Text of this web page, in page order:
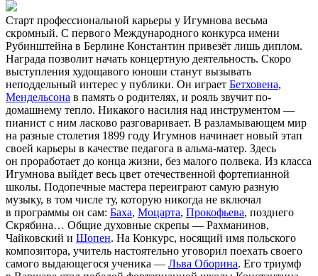
Старт профессиональной карьеры у Игумнова весьма
скромный. С первого Международного конкурса имени
Рубинштейна в Берлине Константин привезёт лишь диплом.
Награда позволит начать концертную деятельность. Скоро
выступления худощавого юноши станут вызывать
неподдельный интерес у публики. Он играет Бетховена,
Мендельсона в память о родителях, и рояль звучит по-
домашнему тепло. Никакого насилия над инструментом —
пианист с ним ласково разговаривает. В разламывающем мир
на разные столетия 1899 году Игумнов начинает новый этап
своей карьеры в качестве педагога в альма-матер. Здесь
он проработает до конца жизни, без малого полвека. Из класса
Игумнова выйдет весь цвет отечественной фортепианной
школы. Подопечные мастера переиграют самую разную
музыку, в том числе ту, которую никогда не включал
в программы он сам: Баха, Моцарта, Прокофьева, позднего
Скрябина… Общие духовные скрепы — Рахманинов,
Чайковский и Шопен. На Конкурс, носящий имя польского
композитора, учитель настоятельно уговорил поехать своего
самого выдающегося ученика — Льва Оборина. Его триумф